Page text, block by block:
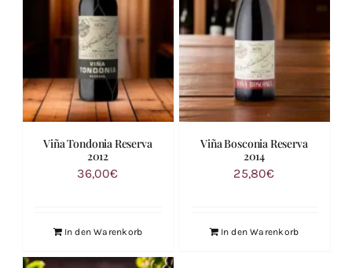
Viña Tondonia Reserva
2012
36,00€
In den Warenkorb
Viña Bosconia Reserva
2014
25,80€
In den Warenkorb